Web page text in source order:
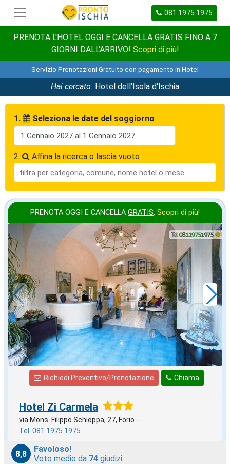
081.1975.1975
PRENOTA L'HOTEL OGGI E CANCELLA GRATIS FINO A 7
GIORNI DALL'ARRIVO! Scopri di più!
Servizio Prenotazioni Gratuito con pagamento in Hotel
Hai cercato: Hotel dell'Isola d'Ischia
1. Seleziona le date del soggiorno
2. Affina la ricerca o lascia vuoto
PRENOTA OGGI E CANCELLA GRATIS. Scopri di più!
2027 CAPODANNO
in offerta da
€86 ,71
a notte
Chiama
Richiedi Preventivo/Prenotazione
Hotel Zi Carmela
via Mons. Filippo Schioppa, 27, Forio -
Tel. 081.1975.1975
8,8
Favoloso!
Voto medio da 74 giudizi